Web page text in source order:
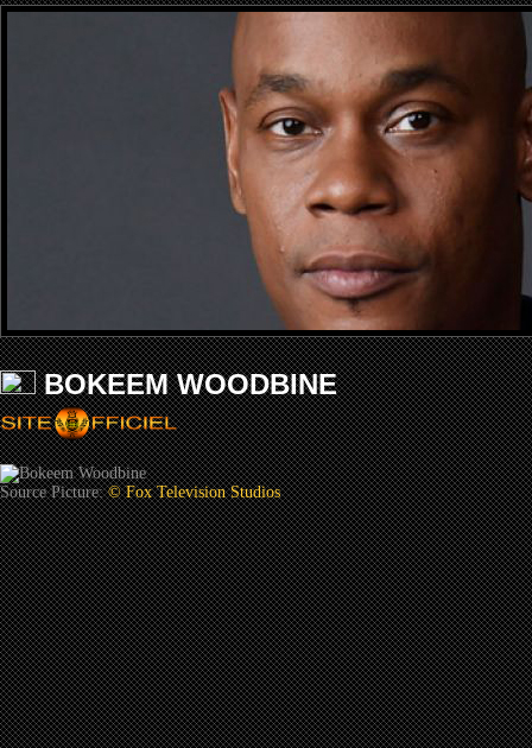
BOKEEM WOODBINE
Source Picture:© Fox Television Studios